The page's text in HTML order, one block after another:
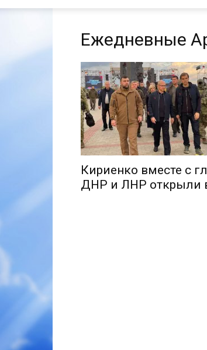
Ежедневные
Кириенко вместе с
ДНР и ЛНР открыли